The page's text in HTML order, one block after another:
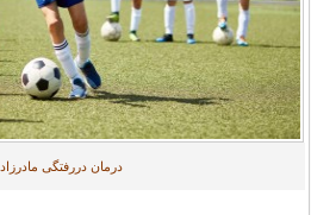
درمان دررفتگی